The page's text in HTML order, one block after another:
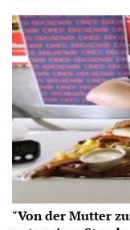
"Von der Mutter